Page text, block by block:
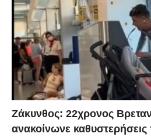
Ζάκυνθος: 22χρονος
ανακοίνωνε